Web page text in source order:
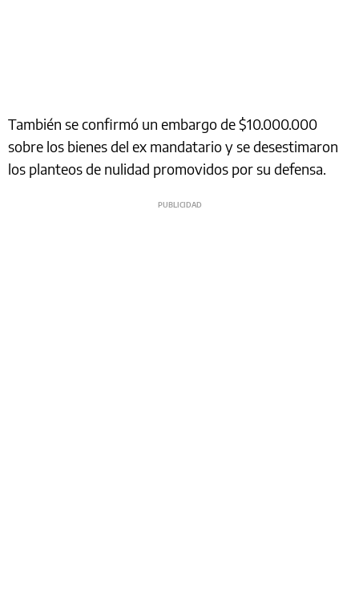
También se confirmó un embargo de $10.000.000
sobre los bienes del ex mandatario y se desestimaron
los planteos de nulidad promovidos por su defensa.